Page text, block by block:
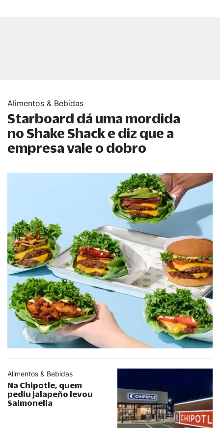
Alimentos & Bebidas
Starboard dá uma mordida
no Shake Shack e diz que a
empresa vale o dobro
Alimentos & Bebidas
Na Chipotle, quem
pediu jalapeño levou
Salmonella